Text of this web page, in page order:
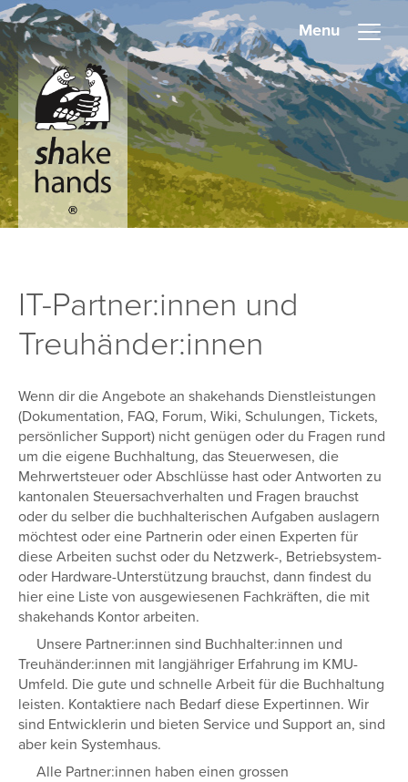
Menu
IT-Partner:innen und
Treuhänder:innen
Wenn dir die Angebote an shakehands Dienstleistungen
(Dokumentation, FAQ, Forum, Wiki, Schulungen, Tickets,
persönlicher Support) nicht genügen oder du Fragen rund
um die eigene Buchhaltung, das Steuerwesen, die
Mehrwertsteuer oder Abschlüsse hast oder Antworten zu
kantonalen Steuersachverhalten und Fragen brauchst
oder du selber die buchhalterischen Aufgaben auslagern
möchtest oder eine Partnerin oder einen Experten für
diese Arbeiten suchst oder du Netzwerk-, Betriebsystem-
oder Hardware-Unterstützung brauchst, dann findest du
hier eine Liste von ausgewiesenen Fachkräften, die mit
shakehands Kontor arbeiten.
Unsere Partner:innen sind Buchhalter:innen und
Treuhänder:innen mit langjähriger Erfahrung im KMU-
Umfeld. Die gute und schnelle Arbeit für die Buchhaltung
leisten. Kontaktiere nach Bedarf diese Expertinnen. Wir
sind Entwicklerin und bieten Service und Support an, sind
aber kein Systemhaus.
Alle Partner:innen haben einen grossen